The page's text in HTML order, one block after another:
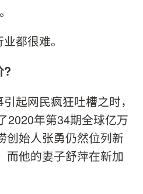
都很难。
?
起网民疯狂吐槽之时，
2020年第34期全球亿万
创始人张勇仍然位列新
而他的妻子舒萍在新加